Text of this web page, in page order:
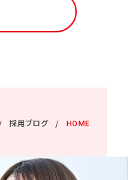
採用ブログ HOME